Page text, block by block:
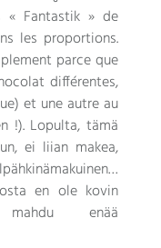
« Fantastik » de
les proportions.
parce que
différentes,
) et une autre au
!). Lopulta, tämä
ei liian makea,
en ole kovin
enää